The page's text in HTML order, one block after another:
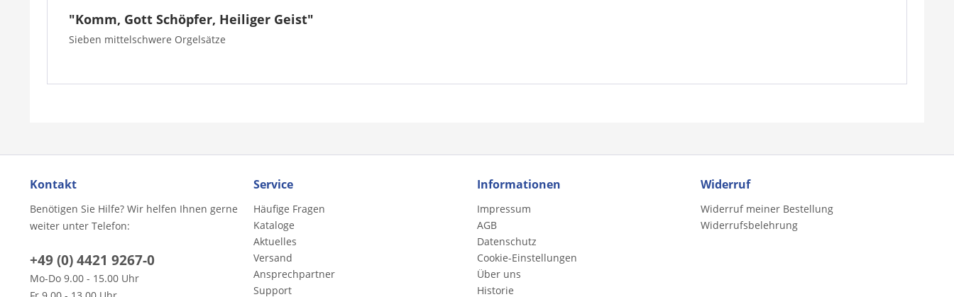
"Komm, Gott Schöpfer, Heiliger Geist"
Sieben mittelschwere Orgelsätze
Kontakt
Benötigen Sie Hilfe? Wir helfen Ihnen gerne
weiter unter Telefon:
+49 (0) 4421 9267-0
Mo-Do 9.00 - 15.00 Uhr
Service
Häufige Fragen
Kataloge
Aktuelles
Versand
Ansprechpartner
Support
Informationen
Impressum
AGB
Datenschutz
Cookie-Einstellungen
Über uns
Historie
Widerruf
Widerruf meiner Bestellung
Widerrufsbelehrung